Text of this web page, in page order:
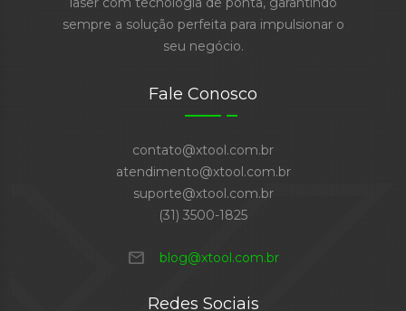
sempre a solução perfeita para impulsionar o
seu negócio.
Fale Conosco
contato@xtool.com.br
atendimento@xtool.com.br
suporte@xtool.com.br
(31) 3500-1825
mail blog@xtool.com.br
Redes Sociais